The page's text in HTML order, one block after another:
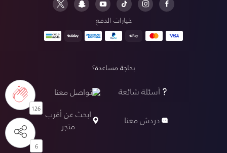
126
6
خيارات الدفع
بحاجة مساعدة؟
أسئلة شائعة
تواصل معنا
دردش معنا
ابحث عن أقرب
متجر